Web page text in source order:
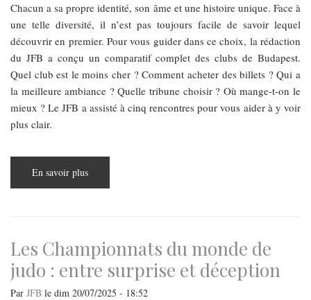
Chacun a sa propre identité, son âme et une histoire unique. Face à
une telle diversité, il n’est pas toujours facile de savoir lequel
découvrir en premier. Pour vous guider dans ce choix, la rédaction
du JFB a conçu un comparatif complet des clubs de Budapest.
Quel club est le moins cher ? Comment acheter des billets ? Qui a
la meilleure ambiance ? Quelle tribune choisir ? Où mange-t-on le
mieux ? Le JFB a assisté à cinq rencontres pour vous aider à y voir
plus clair.
En savoir plus
voir
-
Le
Grand
Guide
Les Championnats du monde de
judo : entre surprise et déception
Par JFB le dim 20/07/2025 - 18:52